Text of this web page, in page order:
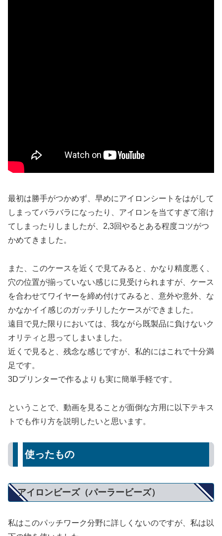
最初は勝手がつかめず、早めにアイロンシートをはがして
しまってバラバラになったり、アイロンを当てすぎて溶け
てしまったりしましたが、2,3回やるとある程度コツがつ
かめてきました。
また、このケースを近くで見てみると、かなり精度悪く、
穴の位置が揃っていない感じに見受けられますが、ケース
を合わせてワイヤーを締め付けてみると、意外や意外、な
かなかイイ感じのガッチリしたケースができました。
遠目で見た限りにおいては、我ながら既製品に負けないク
オリティと思ってしまいました。
近くで見ると、残念な感じですが、私的にはこれで十分満
足です。
3Dプリンターで作るよりも実に簡単手軽です。
ということで、動画を見ることが面倒な方用に以下テキス
トでも作り方を説明したいと思います。
使ったもの
アイロンビーズ（パーラービーズ）
私はこのパッチワーク分野に詳しくないのですが、私は以